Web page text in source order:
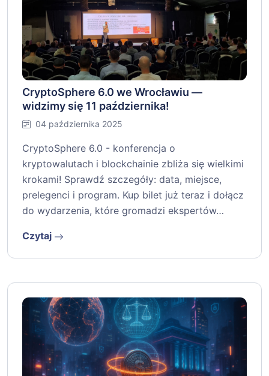
CryptoSphere 6.0 we Wrocławiu —
widzimy się 11 października!
04 października 2025
CryptoSphere 6.0 - konferencja o
kryptowalutach i blockchainie zbliża się wielkimi
krokami! Sprawdź szczegóły: data, miejsce,
prelegenci i program. Kup bilet już teraz i dołącz
do wydarzenia, które gromadzi ekspertów…
Czytaj